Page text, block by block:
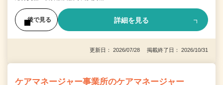
後で見る 詳細を見る
更新日： 2026/07/28 掲載終了日： 2026/10/31
ケアマネージャー事業所のケアマネージャー